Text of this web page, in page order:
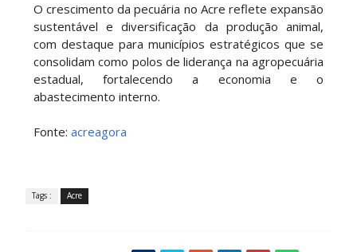
O crescimento da pecuária no Acre reflete expansão
sustentável e diversificação da produção animal,
com destaque para municípios estratégicos que se
consolidam como polos de liderança na agropecuária
estadual, fortalecendo a economia e o
abastecimento interno.
Fonte: acreagora
Tags : Acre